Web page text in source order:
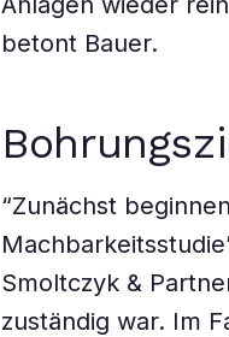
betont Bauer.
“Zunächst
Smoltczyk &
zuständig war. Im